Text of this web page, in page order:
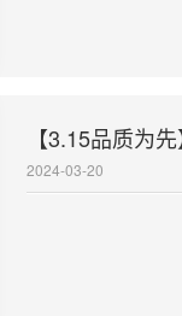
【3.15品质为
2024-03-20